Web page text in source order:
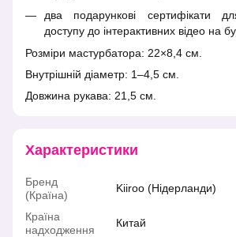
два подарункові сертифікати
доступу до інтерактивних відео на
Розміри мастурбатора: 22×8,4 см.
Внутрішній діаметр: 1–4,5 см.
Довжина рукава: 21,5 см.
Характеристики
Бренд
(Країна)
Kiiroo (Нідерланди)
Країна
надходження
Китай